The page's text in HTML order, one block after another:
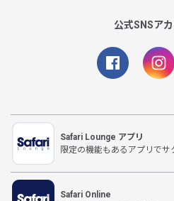
公式SNSア
Safari Lounge アプリ
限定の機能もあるアプリでサ
Safari Online